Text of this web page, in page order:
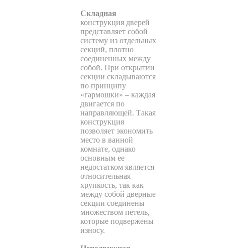
Складная
конструкция дверей
представляет собой
систему из отдельных
секций, плотно
соединенных между
собой. При открытии
секции складываются
по принципу
«гармошки» – каждая
двигается по
направляющей. Такая
конструкция
позволяет экономить
место в ванной
комнате, однако
основным ее
недостатком является
относительная
хрупкость, так как
между собой дверные
секции соединены
множеством петель,
которые подвержены
износу.